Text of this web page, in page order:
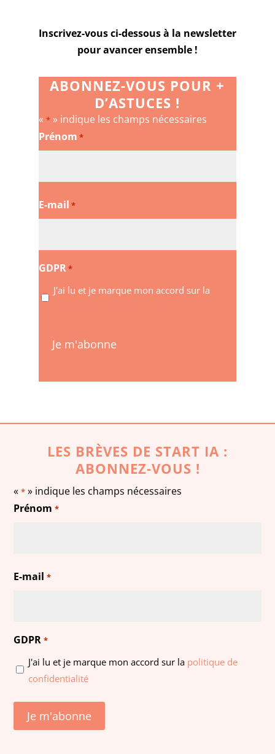
Inscrivez-vous ci-dessous à la newsletter
pour avancer ensemble !
ABONNEZ-VOUS POUR +
D’ASTUCES !
« *» indique les champs nécessaires
Prénom *
E-mail *
GDPR*
J'ai lu et je marque mon accord sur la
LES BRÈVES DE START IA :
ABONNEZ-VOUS !
«* » indique les champs nécessaires
Prénom *
E-mail *
GDPR *
J'ai lu et je marque mon accord sur la politique de
confidentialité